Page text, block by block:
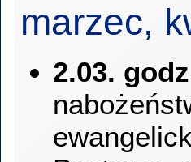
marzec,
2.03.